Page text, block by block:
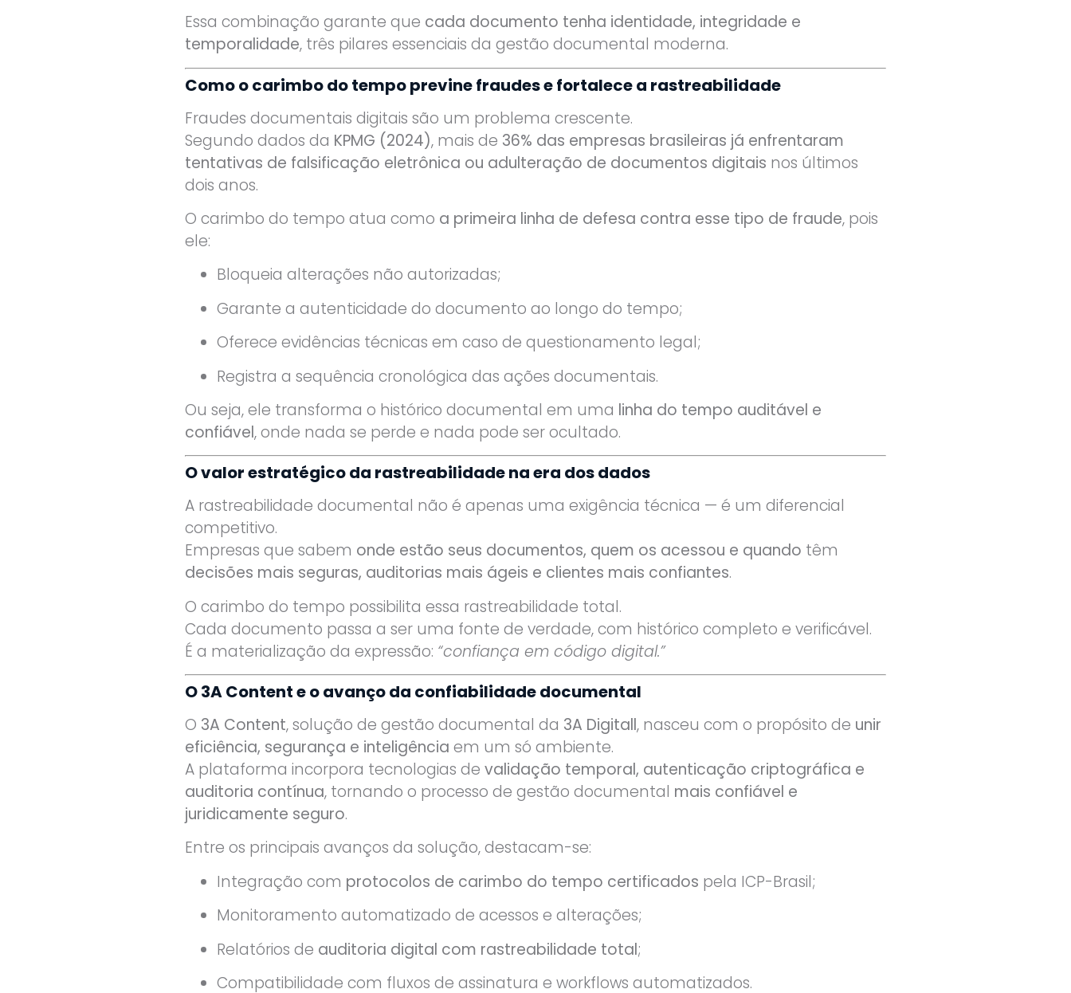
Essa combinação garante que cada documento tenha identidade, integridade e
temporalidade, três pilares essenciais da gestão documental moderna.
Como o carimbo do tempo previne fraudes e fortalece a rastreabilidade
Fraudes documentais digitais são um problema crescente.
Segundo dados da KPMG (2024), mais de 36% das empresas brasileiras já enfrentaram
tentativas de falsificação eletrônica ou adulteração de documentos digitais nos últimos
dois anos.
O carimbo do tempo atua como a primeira linha de defesa contra esse tipo de fraude, pois
ele:
Bloqueia alterações não autorizadas;
Garante a autenticidade do documento ao longo do tempo;
Oferece evidências técnicas em caso de questionamento legal;
Registra a sequência cronológica das ações documentais.
Ou seja, ele transforma o histórico documental em uma linha do tempo auditável e
confiável, onde nada se perde e nada pode ser ocultado.
O valor estratégico da rastreabilidade na era dos dados
A rastreabilidade documental não é apenas uma exigência técnica — é um diferencial
competitivo.
Empresas que sabem onde estão seus documentos, quem os acessou e quando têm
decisões mais seguras, auditorias mais ágeis e clientes mais confiantes.
O carimbo do tempo possibilita essa rastreabilidade total.
Cada documento passa a ser uma fonte de verdade, com histórico completo e verificável.
É a materialização da expressão: “confiança em código digital.”
O 3A Content e o avanço da confiabilidade documental
O 3A Content, solução de gestão documental da 3A Digitall, nasceu com o propósito de unir
eficiência, segurança e inteligência em um só ambiente.
A plataforma incorpora tecnologias de validação temporal, autenticação criptográfica e
auditoria contínua, tornando o processo de gestão documental mais confiável e
juridicamente seguro.
Entre os principais avanços da solução, destacam-se:
Integração com protocolos de carimbo do tempo certificados pela ICP-Brasil;
Monitoramento automatizado de acessos e alterações;
Relatórios de auditoria digital com rastreabilidade total;
Compatibilidade com fluxos de assinatura e workflows automatizados.